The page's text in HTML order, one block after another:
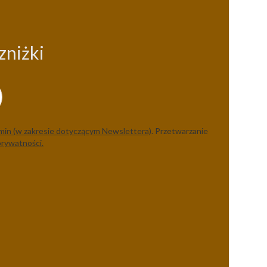
(w zakresie dotyczącym Newslettera). Przetwarzanie